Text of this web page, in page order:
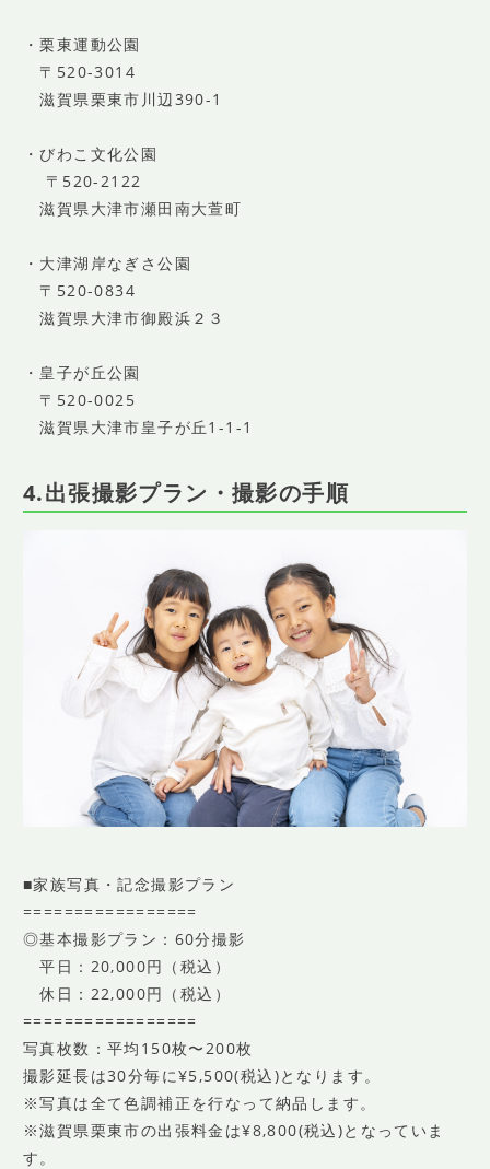
・栗東運動公園
〒520-3014
滋賀県栗東市川辺390-1
・びわこ文化公園
〒520-2122
滋賀県大津市瀬田南大萱町
・大津湖岸なぎさ公園
〒520-0834
滋賀県大津市御殿浜２３
・皇子が丘公園
〒520-0025
滋賀県大津市皇子が丘1-1-1
4.出張撮影プラン・撮影の手順
■家族写真・記念撮影プラン
=================
◎基本撮影プラン：60分撮影
平日：20,000円（税込）
休日：22,000円（税込）
=================
写真枚数：平均150枚〜200枚
撮影延長は30分毎に¥5,500(税込)となります。
※写真は全て色調補正を行なって納品します。
※滋賀県栗東市の出張料金は¥8,800(税込)となっていま
す。